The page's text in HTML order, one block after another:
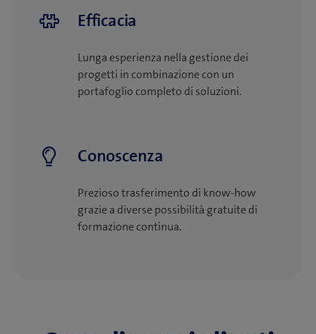
Efficacia
Lunga esperienza nella gestione dei
progetti in combinazione con un
portafoglio completo di soluzioni.
Conoscenza
Prezioso trasferimento di know-how
grazie a diverse possibilità gratuite di
formazione continua.